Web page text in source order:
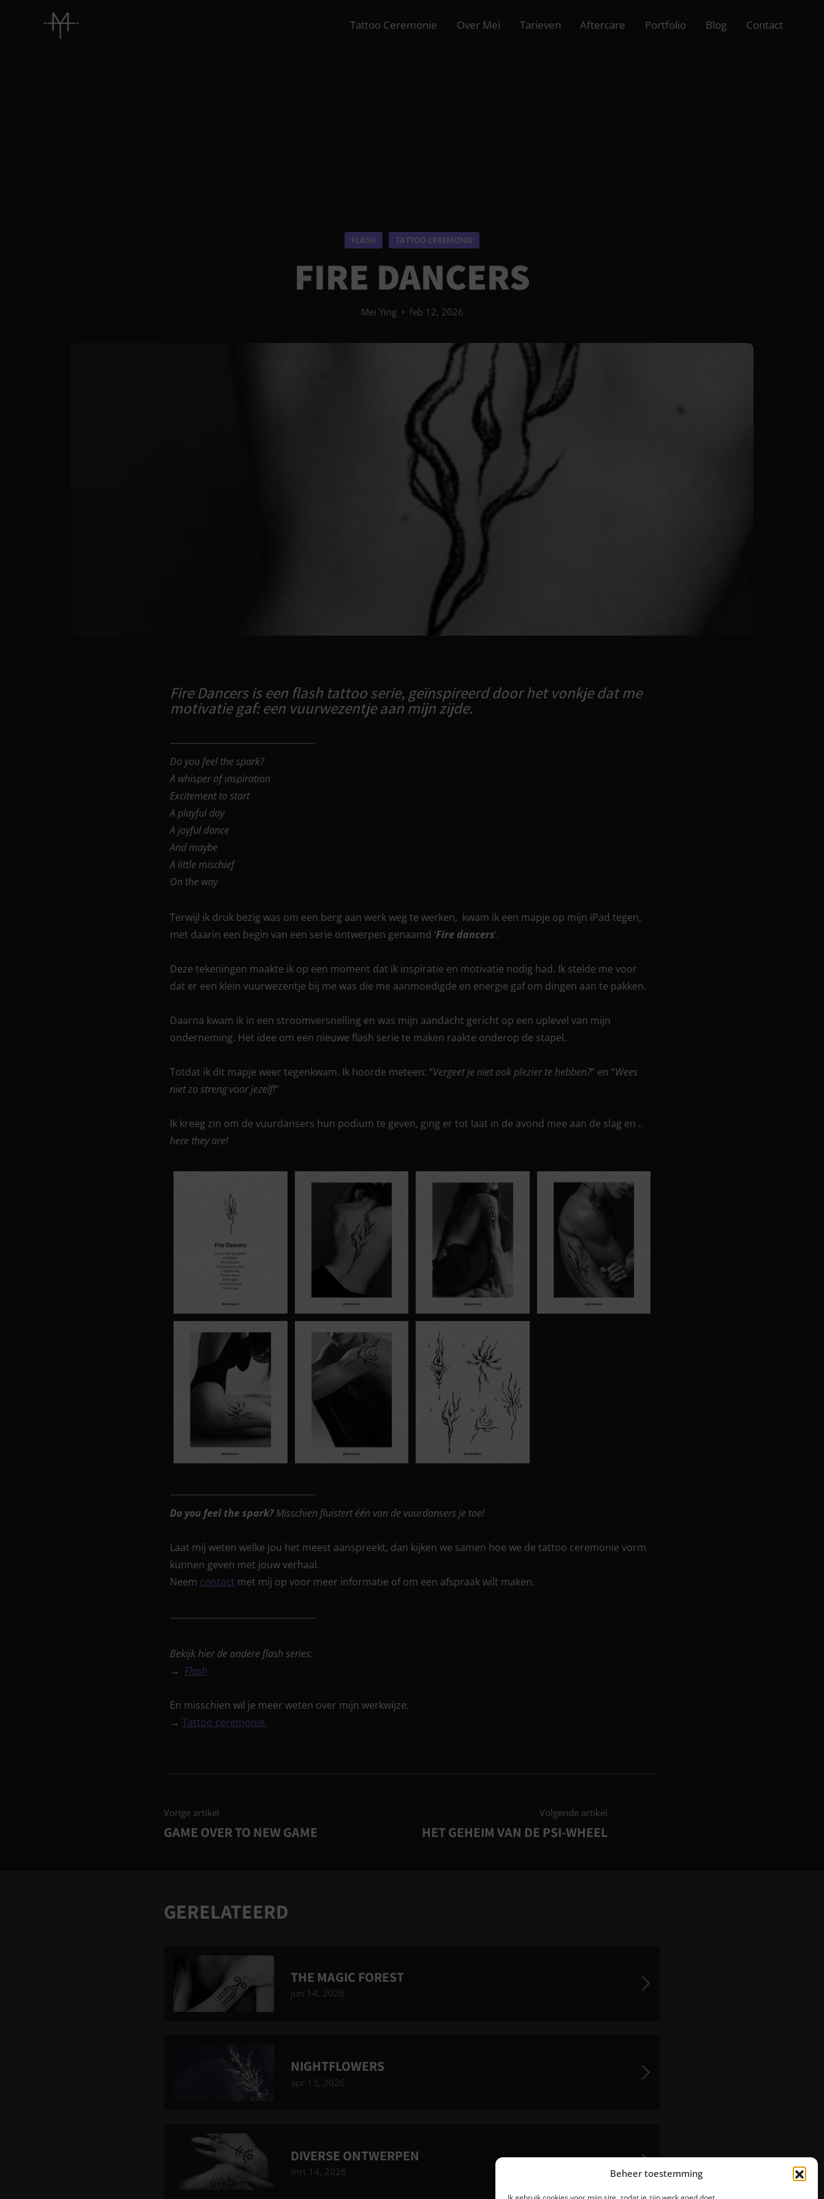
Beheer toestemming
Tattoo Ceremonie Over Mei Tarieven Aftercare Portfolio Blog Contact
FLASH TATTOO CEREMONIE
FIRE DANCERS
Mei Ying feb 12, 2026
Fire Dancers is een flash tattoo serie, geïnspireerd door het vonkje dat me
motivatie gaf: een vuurwezentje aan mijn zijde.
Do you feel the spark?
A whisper of inspiration
Excitement to start
A playful day
A joyful dance
And maybe
A little mischief
On the way
Terwijl ik druk bezig was om een berg aan werk weg te werken, kwam ik een mapje op mijn iPad tegen,
met daarin een begin van een serie ontwerpen genaamd ‘Fire dancers’.
Deze tekeningen maakte ik op een moment dat ik inspiratie en motivatie nodig had. Ik stelde me voor
dat er een klein vuurwezentje bij me was die me aanmoedigde en energie gaf om dingen aan te pakken.
Daarna kwam ik in een stroomversnelling en was mijn aandacht gericht op een uplevel van mijn
onderneming. Het idee om een nieuwe flash serie te maken raakte onderop de stapel.
Totdat ik dit mapje weer tegenkwam. Ik hoorde meteen: “Vergeet je niet ook plezier te hebben?” en “Wees
niet zo streng voor jezelf!”
Ik kreeg zin om de vuurdansers hun podium te geven, ging er tot laat in de avond mee aan de slag en ..
here they are!
Do you feel the spark?Misschien fluistert één van de vuurdansers je toe!
Laat mij weten welke jou het meest aanspreekt, dan kijken we samen hoe we de tattoo ceremonie vorm
kunnen geven met jouw verhaal.
Neem contact met mij op voor meer informatie of om een afspraak wilt maken.
Bekijk hier de andere flash series:
→ Flash
En misschien wil je meer weten over mijn werkwijze:
→ Tattoo ceremonie
Vorige artikel
GAME OVER TO NEW GAME
Volgende artikel
HET GEHEIM VAN DE PSI-WHEEL
GERELATEERD
THE MAGIC FOREST
jun 14, 2026
NIGHTFLOWERS
apr 13, 2026
DIVERSE ONTWERPEN
mrt 14, 2026